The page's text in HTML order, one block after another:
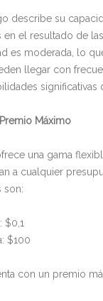
describe su
el resultado de
es moderada, lo
llegar con
significativas
Máximo
una gama
a cualquier
son:
$0,1
$100
con un premio